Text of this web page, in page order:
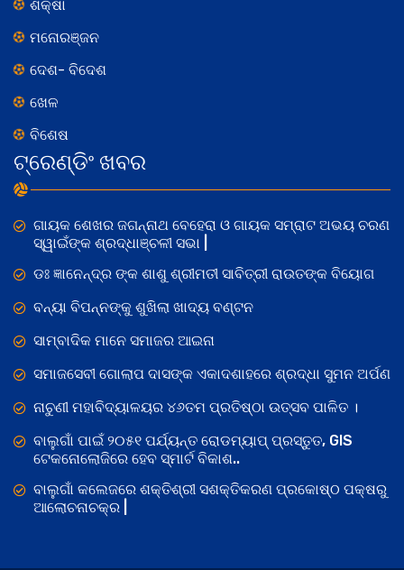
ଶିକ୍ଷା
ମନୋରଞ୍ଜନ
ଦେଶ- ବିଦେଶ
ଖେଳ
ବିଶେଷ
ଟ୍ରେଣ୍ଡିଂ ଖବର
ଗାୟକ ଶେଖର ଜଗନ୍ନାଥ ବେହେରା ଓ ଗାୟକ ସମ୍ରାଟ ଅଭୟ ଚରଣ
ସ୍ୱାଇଁଙ୍କ ଶ୍ରଦ୍ଧାଞ୍ଚଳୀ ସଭା |
ଡଃ ଜ୍ଞାନେନ୍ଦ୍ର ଙ୍କ ଶାଶୁ ଶ୍ରୀମତୀ ସାବିତ୍ରୀ ରାଉତଙ୍କ ବିୟୋଗ
ବନ୍ୟା ବିପନ୍ନଙ୍କୁ ଶୁଖିଲା ଖାଦ୍ୟ ବଣ୍ଟନ
ସାମ୍ବାଦିକ ମାନେ ସମାଜର ଆଇନା
ସମାଜସେବୀ ଗୋଲାପ ଦାସଙ୍କ ଏକାଦଶାହରେ ଶ୍ରଦ୍ଧା ସୁମନ ଅର୍ପଣ
ନାଚୁଣୀ ମହାବିଦ୍ୟାଳୟର ୪୬ତମ ପ୍ରତିଷ୍ଠା ଉତ୍ସବ ପାଳିତ ।
ବାଲୁଗାଁ ପାଇଁ ୨୦୫୧ ପର୍ଯ୍ୟନ୍ତ ରୋଡମ୍ୟାପ୍ ପ୍ରସ୍ତୁତ, GIS
ଟେକନୋଲୋଜିରେ ହେବ ସ୍ମାର୍ଟ ବିକାଶ..
ବାଲୁଗାଁ କଲେଜରେ ଶକ୍ତିଶ୍ରୀ ସଶକ୍ତିକରଣ ପ୍ରକୋଷ୍ଠ ପକ୍ଷରୁ
ଆଲୋଚନାଚକ୍ର |